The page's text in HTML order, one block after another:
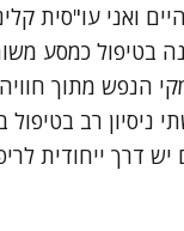
ואני עו"סית
בטיפול כמסע
הנפש מתוך
ניסיון רב בטיפול
דרך ייחודית